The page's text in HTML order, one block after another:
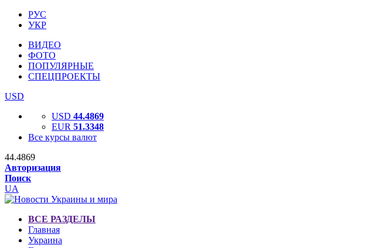
РУС
УКР
ВИДЕО
ФОТО
ПОПУЛЯРНЫЕ
СПЕЦПРОЕКТЫ
USD
USD 44.4869
EUR 51.3348
Все курсы валют
44.4869
Авторизация
Поиск
UA
ВСЕ РАЗДЕЛЫ
Главная
Украина